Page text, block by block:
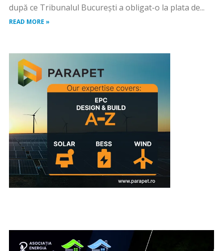
după ce Tribunalul Bucureşti a obligat-o la plata de...
READ MORE »